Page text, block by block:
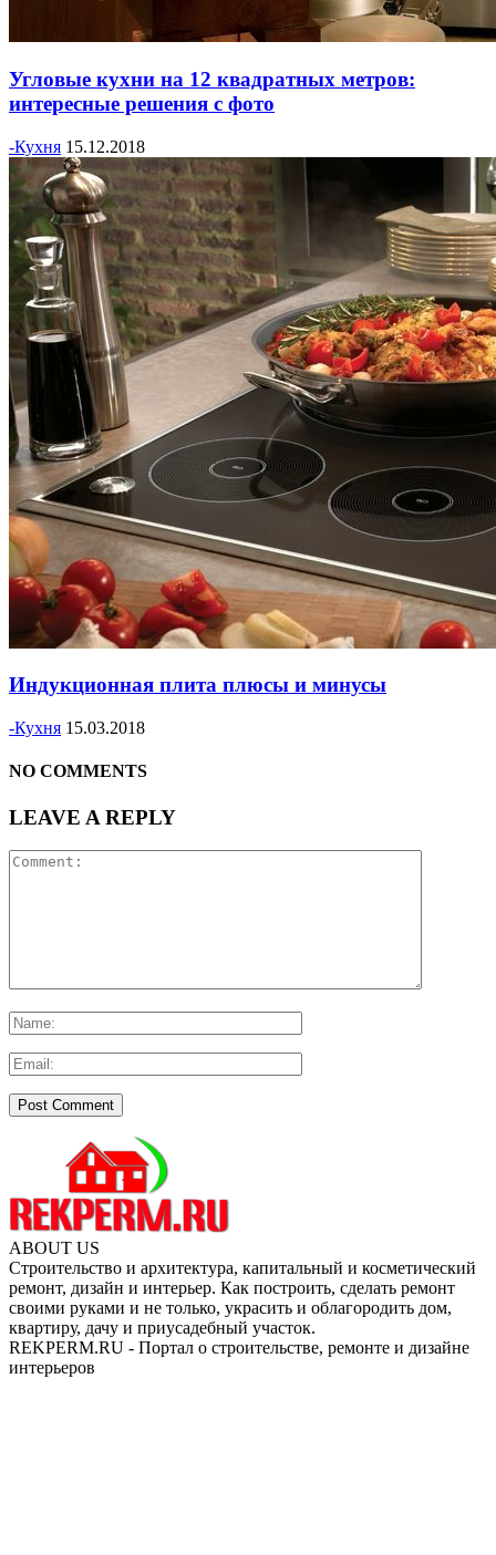
Угловые кухни на 12 квадратных метров:
интересные решения с фото
-Кухня 15.12.2018
Индукционная плита плюсы и минусы
-Кухня 15.03.2018
NO COMMENTS
LEAVE A REPLY
ABOUT US
Строительство и архитектура, капитальный и косметический
ремонт, дизайн и интерьер. Как построить, сделать ремонт
своими руками и не только, украсить и облагородить дом,
квартиру, дачу и приусадебный участок.
REKPERM.RU - Портал о строительстве, ремонте и дизайне
интерьеров